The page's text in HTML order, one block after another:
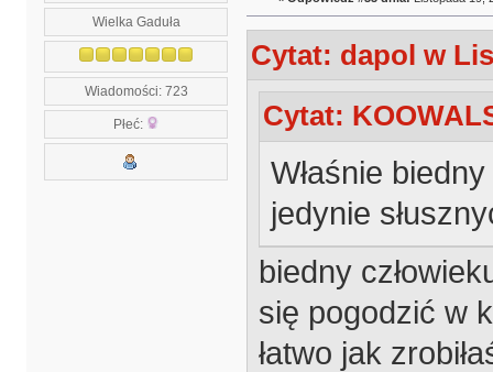
Wielka Gaduła
Wiadomości: 723
Płeć:
Cytat: dapol w
Cytat:
Właśnie
jedynie
biedny
się pogodzić w
łatwo jak